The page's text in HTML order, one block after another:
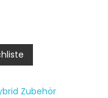
Zubehör